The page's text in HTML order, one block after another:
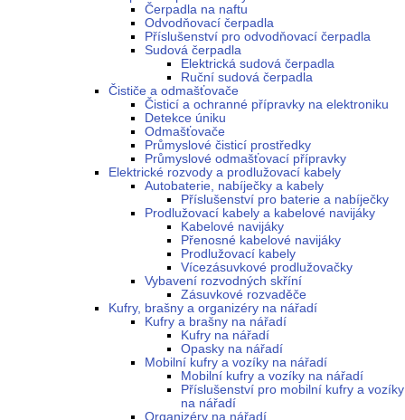
Čerpadla na naftu
Odvodňovací čerpadla
Příslušenství pro odvodňovací čerpadla
Sudová čerpadla
Elektrická sudová čerpadla
Ruční sudová čerpadla
Čističe a odmašťovače
Čisticí a ochranné přípravky na elektroniku
Detekce úniku
Odmašťovače
Průmyslové čisticí prostředky
Průmyslové odmašťovací přípravky
Elektrické rozvody a prodlužovací kabely
Autobaterie, nabíječky a kabely
Příslušenství pro baterie a nabíječky
Prodlužovací kabely a kabelové navijáky
Kabelové navijáky
Přenosné kabelové navijáky
Prodlužovací kabely
Vícezásuvkové prodlužovačky
Vybavení rozvodných skříní
Zásuvkové rozvaděče
Kufry, brašny a organizéry na nářadí
Kufry a brašny na nářadí
Kufry na nářadí
Opasky na nářadí
Mobilní kufry a vozíky na nářadí
Mobilní kufry a vozíky na nářadí
Příslušenství pro mobilní kufry a vozíky
na nářadí
Organizéry na nářadí